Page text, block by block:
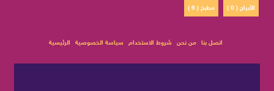
مطبخ ( 6 )
الأبراج ( 0 )
الرئيسية سياسة الخصوصية شروط الاستخدام من نحن اتصل بنا